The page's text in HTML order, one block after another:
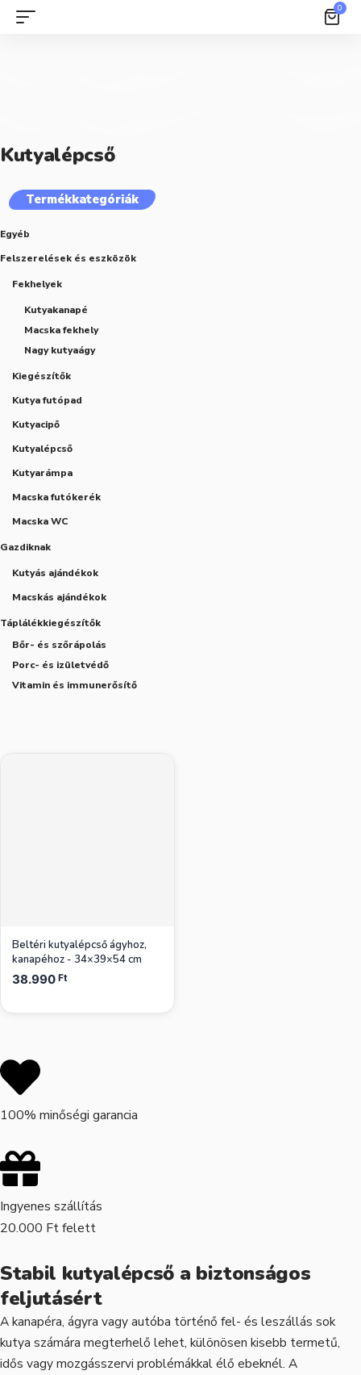
0
Kutyalépcső
Termékkategóriák
Egyéb
Felszerelések és eszközök
Fekhelyek
Kutyakanapé
Macska fekhely
Nagy kutyaágy
Kiegészítők
Kutya futópad
Kutyacipő
Kutyalépcső
Kutyarámpa
Macska futókerék
Macska WC
Gazdiknak
Kutyás ajándékok
Macskás ajándékok
Táplálékkiegészítők
Bőr- és szőrápolás
Porc- és izületvédő
Vitamin és immunerősítő
Beltéri kutyalépcső ágyhoz,
kanapéhoz - 34×39×54 cm
38.990 Ft
100% minőségi garancia
Ingyenes szállítás
20.000 Ft felett
Stabil kutyalépcső a biztonságos
feljutásért
A kanapéra, ágyra vagy autóba történő fel- és leszállás sok
kutya számára megterhelő lehet, különösen kisebb termetű,
idős vagy mozgásszervi problémákkal élő ebeknél. A